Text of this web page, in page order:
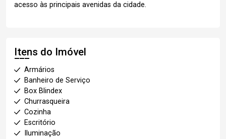
acesso às principais avenidas da cidade.
Itens do Imóvel
Armários
Banheiro de Serviço
Box Blindex
Churrasqueira
Cozinha
Escritório
Iluminação